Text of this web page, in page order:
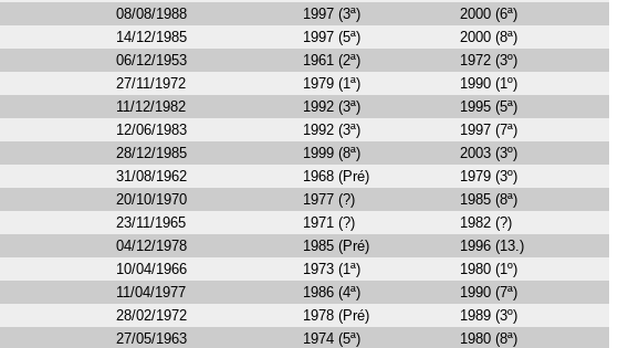
08/08/1988 1997 (3ª)
2000 (6ª)
14/12/1985 1997 (5ª)
2000 (8ª)
06/12/1953 1961 (2ª)
1972 (3º)
27/11/1972 1979 (1ª)
1990 (1º)
11/12/1982 1992 (3ª)
1995 (5ª)
12/06/1983 1992 (3ª)
1997 (7ª)
28/12/1985 1999 (8ª)
2003 (3º)
31/08/1962 1968 (Pré)
1979 (3º)
20/10/1970 1977 (?)
1985 (8ª)
23/11/1965 1971 (?)
1982 (?)
04/12/1978 1985 (Pré)
1996 (13.)
10/04/1966 1973 (1ª)
1980 (1º)
11/04/1977 1986 (4ª)
1990 (7ª)
28/02/1972 1978 (Pré)
1989 (3º)
27/05/1963 1974 (5ª)
1980 (8ª)